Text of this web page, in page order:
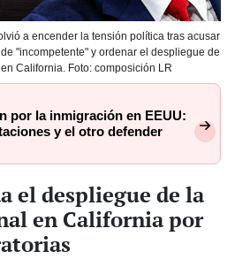
a encender la tensión política tras acusar
"incompetente" y ordenar el despliegue de
California. Foto: composición LR
por la inmigración en EEUU:
y el otro defender
el despliegue de la
en California por